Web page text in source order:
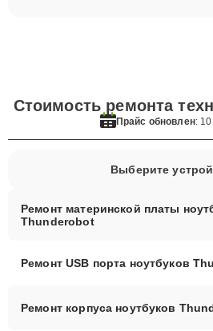
Стоимость ремонта
Прайс обновлен:
Выберите
Ремонт материнской платы
Thunderobot
Ремонт USB порта ноутбуков
Ремонт корпуса ноутбуков